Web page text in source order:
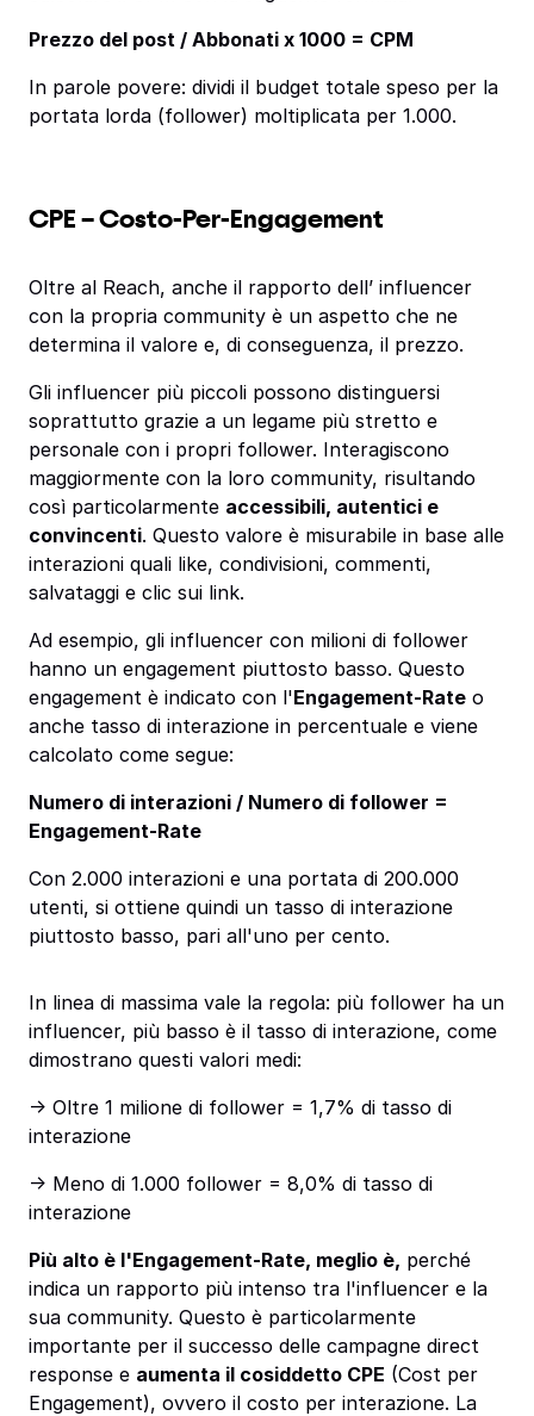
Prezzo del post / Abbonati x 1000 = CPM
In parole povere: dividi il budget totale speso per la
portata lorda (follower) moltiplicata per 1.000.
CPE – Costo-Per-Engagement
Oltre al Reach, anche il rapporto dell’ influencer
con la propria community è un aspetto che ne
determina il valore e, di conseguenza, il prezzo.
Gli influencer più piccoli possono distinguersi
soprattutto grazie a un legame più stretto e
personale con i propri follower. Interagiscono
maggiormente con la loro community, risultando
così particolarmente accessibili, autentici e
convincenti. Questo valore è misurabile in base alle
interazioni quali like, condivisioni, commenti,
salvataggi e clic sui link.
Ad esempio, gli influencer con milioni di follower
hanno un engagement piuttosto basso. Questo
engagement è indicato con l'Engagement-Rate o
anche tasso di interazione in percentuale e viene
calcolato come segue:
Numero di interazioni / Numero di follower =
Engagement-Rate
Con 2.000 interazioni e una portata di 200.000
utenti, si ottiene quindi un tasso di interazione
piuttosto basso, pari all'uno per cento.
In linea di massima vale la regola: più follower ha un
influencer, più basso è il tasso di interazione, come
dimostrano questi valori medi:
-> Oltre 1 milione di follower = 1,7% di tasso di
interazione
-> Meno di 1.000 follower = 8,0% di tasso di
interazione
Più alto è l'Engagement-Rate, meglio è, perché
indica un rapporto più intenso tra l'influencer e la
sua community. Questo è particolarmente
importante per il successo delle campagne direct
response e aumenta il cosiddetto CPE (Cost per
Engagement), ovvero il costo per interazione. La